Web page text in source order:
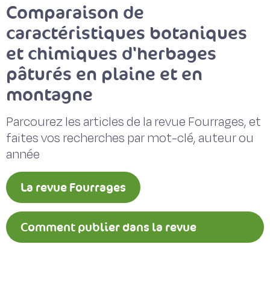
Comparaison de
caractéristiques botaniques
et chimiques d'herbages
pâturés en plaine et en
montagne
Parcourez les articles de la revue Fourrages, et
faites vos recherches par mot-clé, auteur ou
année
La revue Fourrages
Comment publier dans la revue